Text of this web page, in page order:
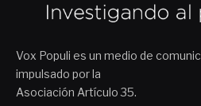
Vox Populi es un medio de
impulsado por la
Asociación Artículo 35.